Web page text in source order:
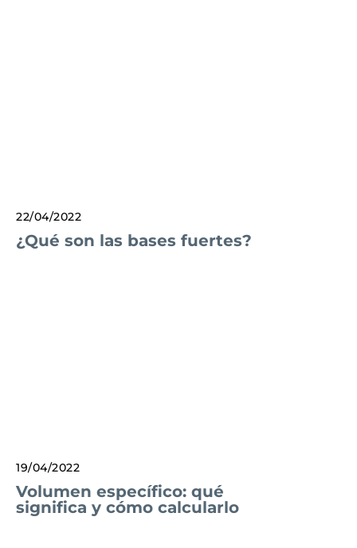
22/04/2022
¿Qué son las bases fuertes?
19/04/2022
Volumen específico: qué
significa y cómo calcularlo